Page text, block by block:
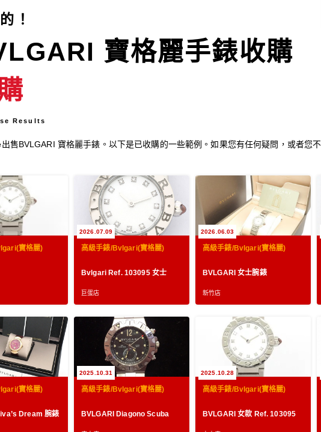
！
寶格麗手錶收購
Results
售BVLGARI 寶格麗手錶。以下是已收購的一些範例。如果您有任何疑問，或者您
寶格麗)
2026.07.09
高級手錶/Bvlgari(寶格麗)
Bvlgari Ref. 103095 女士
巨蛋店
2026.06.03
高級手錶/Bvlgari(寶格麗)
BVLGARI 女士腕錶
新竹店
寶格麗)
Diva’s Dream 腕錶
2025.10.31
高級手錶/Bvlgari(寶格麗)
BVLGARI Diagono Scuba
2025.10.28
高級手錶/Bvlgari(寶格麗)
BVLGARI 女款 Ref. 103095